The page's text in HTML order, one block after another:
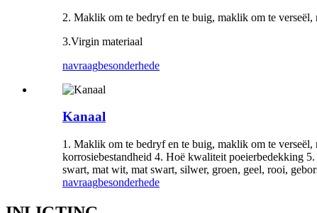
2. Maklik om te bedryf en te buig, maklik om te
3.Virgin materiaal
navraagbesonderhede
Kanaal
1. Maklik om te bedryf en te buig, maklik om te verseël,
korrosiebestandheid 4. Hoë kwaliteit poeierbedekking
swart, mat wit, mat swart, silwer, groen, geel, rooi,
navraagbesonderhede